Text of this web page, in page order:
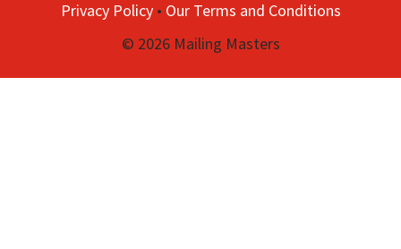
Privacy Policy• Our Terms and Conditions
© 2026 Mailing Masters